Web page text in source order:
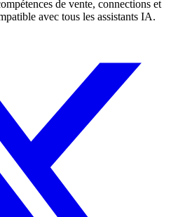
de vente, connections et
avec tous les assistants IA.